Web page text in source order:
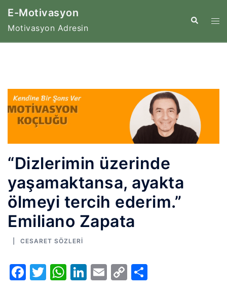
İçeriğe
E-Motivasyon
Motivasyon Adresin
Search
“Dizlerimin üzerinde
yaşamaktansa, ayakta
ölmeyi tercih ederim.”
Emiliano Zapata
CESARET SÖZLERI
Facebook
Twitter
WhatsApp
LinkedIn
Email
Copy